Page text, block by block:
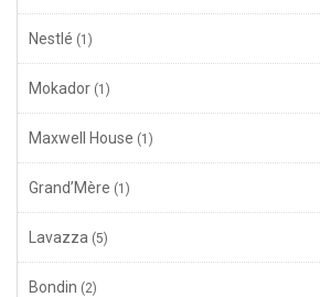
Nestlé (1)
Mokador (1)
Maxwell House (1)
Grand’Mère (1)
Lavazza (5)
Bondin (2)